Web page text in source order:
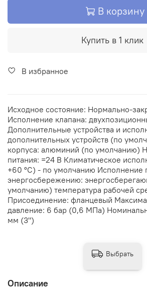
В корзину
Купить в 1 клик
В избранное
Исходное состояние: Нормально-
Исполнение клапана:
Дополнительные устройства и
дополнительных устройств (по
корпуса: алюминий (по умолчанию)
питания: =24 В Климатическое
+60 °С) - по умолчанию Исполнение
энергосбережению:
умолчанию) температура рабочей
Присоединение: фланцевый
давление: 6 бар (0,6 МПа)
мм (3")
Описание
Выбрать